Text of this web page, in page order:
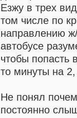
Езжу в трех
том числе по
направлению
автобусе
чтобы попасть
то минуты на
Не понял
постоянно